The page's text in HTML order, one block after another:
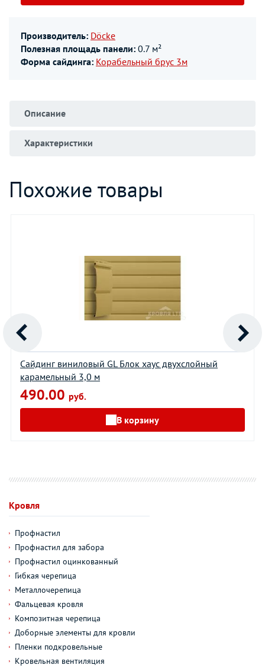
Производитель: Döcke
Полезная площадь панели: 0.7 м²
Форма сайдинга: Корабельный брус 3м
Описание
Характеристики
Похожие товары
Сайдинг виниловый GL Блок хаус двухслойный
карамельный 3,0 м
490.00 руб.
В корзину
Кровля
Профнастил
Профнастил для забора
Профнастил оцинкованный
Гибкая черепица
Металлочерепица
Фальцевая кровля
Композитная черепица
Доборные элементы для кровли
Пленки подкровельные
Кровельная вентиляция